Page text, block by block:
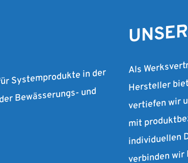
Systemprodukte in der
Bewässerungs- und
Als
Hersteller
vertiefen wir
mit
verbinden